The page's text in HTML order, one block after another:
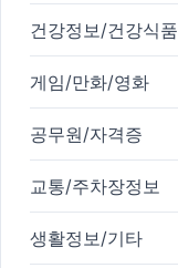
건강정보/건강식품
게임/만화/영화
공무원/자격증
교통/주차장정보
생활정보/기타